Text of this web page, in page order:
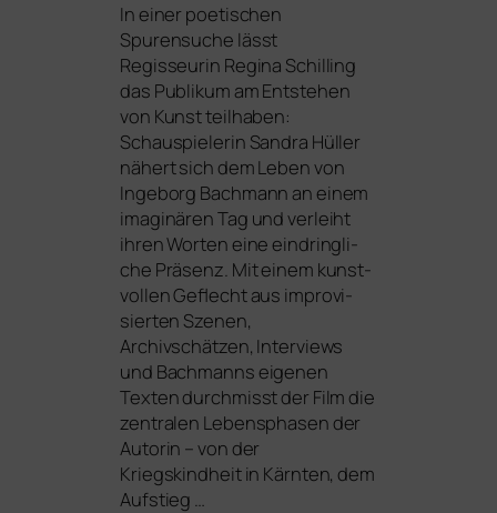
In einer poe­ti­schen
Spurensuche lässt
Regisseurin Regina Schilling
das Publikum am Entstehen
von Kunst teil­ha­ben:
Schauspielerin Sandra Hüller
nähert sich dem Leben von
Ingeborg Bachmann an einem
ima­gi­nä­ren Tag und ver­leiht
ihren Worten eine ein­dring­li­
che Präsenz. Mit einem kunst­
vol­len Geflecht aus impro­vi­
sier­ten Szenen,
Archivschätzen, Interviews
und Bachmanns eige­nen
Texten durch­misst der Film die
zen­tra­len Lebensphasen der
Autorin – von der
Kriegskindheit in Kärnten, dem
Aufstieg …